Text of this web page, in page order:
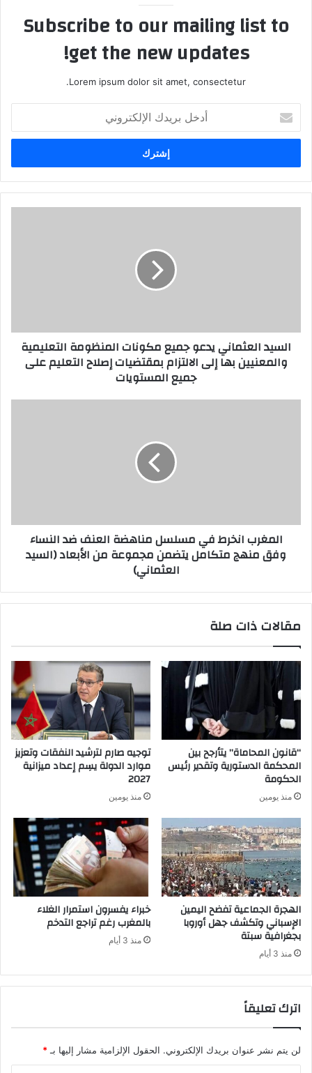
Subscribe to our mailing list to
get the new updates!
Lorem ipsum dolor sit amet, consectetur.
بريدك
الإلكتروني
السيد العثماني يدعو جميع مكونات المنظومة التعليمية
والمعنيين بها إلى الالتزام بمقتضيات إصلاح التعليم على
جميع المستويات
المغرب انخرط في مسلسل مناهضة العنف ضد النساء
وفق منهج متكامل يتضمن مجموعة من الأبعاد (السيد
العثماني)
مقالات ذات صلة
“قانون المحاماة” يتأرجح بين
المحكمة الدستورية وتقدير رئيس
الحكومة
منذ يومين
توجيه صارم لترشيد النفقات وتعزيز
موارد الدولة يسِم إعداد ميزانية
2027
منذ يومين
الهجرة الجماعية تفضح اليمين
الإسباني وتكشف جهل أوروبا
بجغرافية سبتة
منذ 3 أيام
خبراء يفسرون استمرار الغلاء
بالمغرب رغم تراجع التدخم
منذ 3 أيام
اترك تعليقاً
لن يتم نشر عنوان بريدك الإلكتروني. الحقول الإلزامية مشار إليها بـ *